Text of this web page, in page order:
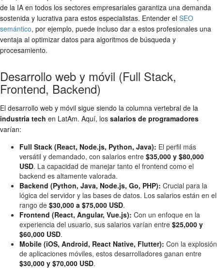
de la IA en todos los sectores empresariales garantiza una demanda
sostenida y lucrativa para estos especialistas. Entender el SEO
semántico, por ejemplo, puede incluso dar a estos profesionales una
ventaja al optimizar datos para algoritmos de búsqueda y
procesamiento.
Desarrollo web y móvil (Full Stack,
Frontend, Backend)
El desarrollo web y móvil sigue siendo la columna vertebral de la
industria tech en LatAm. Aquí, los salarios de programadores
varían:
Full Stack (React, Node.js, Python, Java): El perfil más
versátil y demandado, con salarios entre $35,000 y $80,000
USD. La capacidad de manejar tanto el frontend como el
backend es altamente valorada.
Backend (Python, Java, Node.js, Go, PHP): Crucial para la
lógica del servidor y las bases de datos. Los salarios están en el
rango de $30,000 a $75,000 USD.
Frontend (React, Angular, Vue.js): Con un enfoque en la
experiencia del usuario, sus salarios varían entre $25,000 y
$60,000 USD.
Mobile (iOS, Android, React Native, Flutter): Con la explosión
de aplicaciones móviles, estos desarrolladores ganan entre
$30,000 y $70,000 USD.